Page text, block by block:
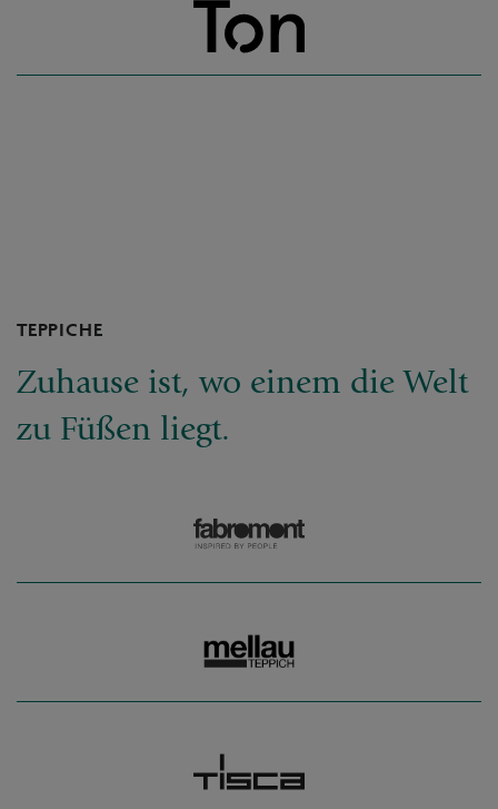
TEPPICHE
Zuhause ist, wo einem die Welt
zu Füßen liegt.